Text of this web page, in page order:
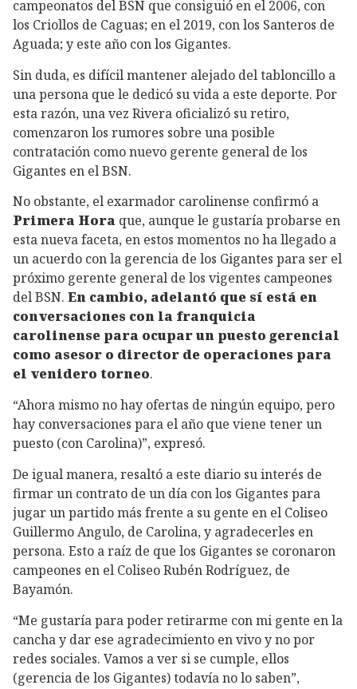
campeonatos del BSN que consiguió en el 2006, con
los Criollos de Caguas; en el 2019, con los Santeros de
Aguada; y este año con los Gigantes.
Sin duda, es difícil mantener alejado del tabloncillo a
una persona que le dedicó su vida a este deporte. Por
esta razón, una vez Rivera oficializó su retiro,
comenzaron los rumores sobre una posible
contratación como nuevo gerente general de los
Gigantes en el BSN.
No obstante, el exarmador carolinense confirmó a
Primera Hora que, aunque le gustaría probarse en
esta nueva faceta, en estos momentos no ha llegado a
un acuerdo con la gerencia de los Gigantes para ser el
próximo gerente general de los vigentes campeones
del BSN. En cambio, adelantó que sí está en
conversaciones con la franquicia
carolinense para ocupar un puesto gerencial
como asesor o director de operaciones para
el venidero torneo.
“Ahora mismo no hay ofertas de ningún equipo, pero
hay conversaciones para el año que viene tener un
puesto (con Carolina)”, expresó.
De igual manera, resaltó a este diario su interés de
firmar un contrato de un día con los Gigantes para
jugar un partido más frente a su gente en el Coliseo
Guillermo Angulo, de Carolina, y agradecerles en
persona. Esto a raíz de que los Gigantes se coronaron
campeones en el Coliseo Rubén Rodríguez, de
Bayamón.
“Me gustaría para poder retirarme con mi gente en la
cancha y dar ese agradecimiento en vivo y no por
redes sociales. Vamos a ver si se cumple, ellos
(gerencia de los Gigantes) todavía no lo saben”,